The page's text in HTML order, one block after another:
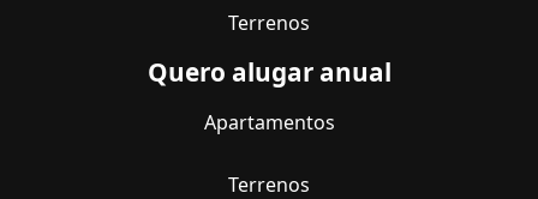
Terrenos
Quero alugar anual
Apartamentos
Terrenos